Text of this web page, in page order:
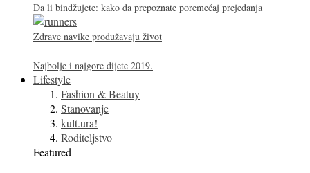
Da li bindžujete: kako da prepoznate poremećaj prejedanja
Zdrave navike produžavaju život
Najbolje i najgore dijete 2019.
Lifestyle
Fashion & Beatuy
Stanovanje
kult.ura!
Roditeljstvo
Featured